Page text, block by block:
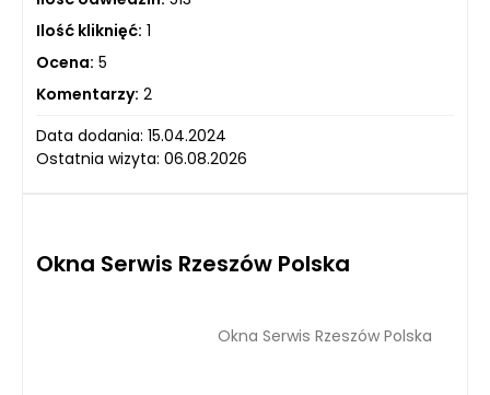
Ilość kliknięć: 1
Ocena: 5
Komentarzy: 2
Data dodania: 15.04.2024
Ostatnia wizyta: 06.08.2026
Okna Serwis Rzeszów Polska
Okna Serwis Rzeszów Polska